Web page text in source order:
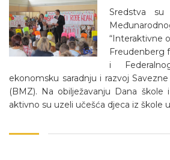
Sredstva su
“Interaktivne
Freudenberg
i
ekonomsku saradnju i razvoj
(BMZ). Na obilježavanju Dana škole
aktivno su uzeli učešća djeca iz škole